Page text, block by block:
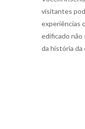
visitantes
experiências
edificado não
da história da